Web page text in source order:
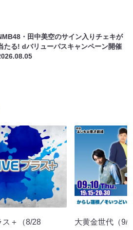
・田中美空のサイン入りチェキが
たる! dバリューパスキャンペーン開催
ス＋（8/28
大黄金世代（